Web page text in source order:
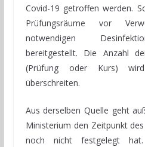
Covid-19 getroffen werden.
Prüfungsräume vor
notwendigen
bereitgestellt. Die Anzahl
(Prüfung oder Kurs)
überschreiten.
Aus derselben Quelle geht
Ministerium den Zeitpunkt
noch nicht festgelegt